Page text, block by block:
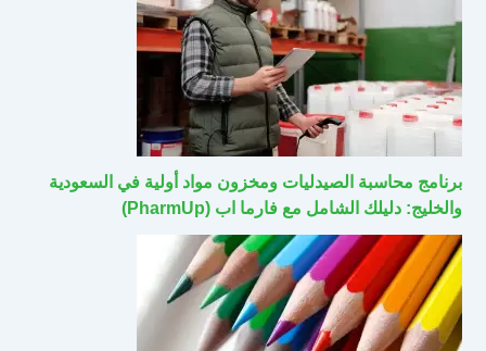
برنامج محاسبة الصيدليات ومخزون مواد أولية في السعودية
والخليج: دليلك الشامل مع فارما اب (PharmUp)